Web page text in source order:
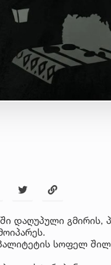
დაღუპული
სოფელ